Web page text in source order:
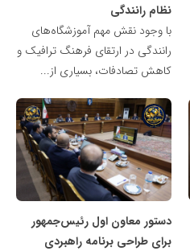
نظام رانندگی
با وجود نقش مهم آموزشگاه‌های
رانندگی در ارتقای فرهنگ ترافیک و
کاهش تصادفات، بسیاری از...
دستور معاون اول رئیس‌جمهور
برای طراحی برنامه راهبردی
شبکه
خبری
مدیران
نابغه